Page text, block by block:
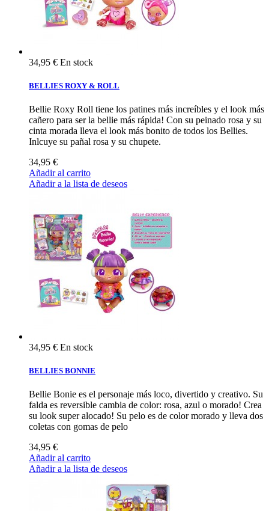
34,95 € En stock
BELLIES ROXY & ROLL
Bellie Roxy Roll tiene los patines más increíbles y el look más
cañero para ser la bellie más rápida! Con su peinado rosa y su
cinta morada lleva el look más bonito de todos los Bellies.
Inlcuye su pañal rosa y su chupete.
34,95 €
Añadir al carrito
Añadir a la lista de deseos
34,95 € En stock
BELLIES BONNIE
Bellie Bonie es el personaje más loco, divertido y creativo. Su
falda es reversible cambia de color: rosa, azul o morado! Crea
su look super alocado! Su pelo es de color morado y lleva dos
coletas con gomas de pelo
34,95 €
Añadir al carrito
Añadir a la lista de deseos